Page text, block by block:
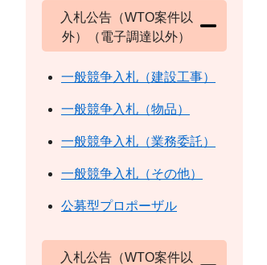
入札公告（WTO案件以
外）（電子調達以外）
一般競争入札（建設工事）
一般競争入札（物品）
一般競争入札（業務委託）
一般競争入札（その他）
公募型プロポーザル
入札公告（WTO案件以